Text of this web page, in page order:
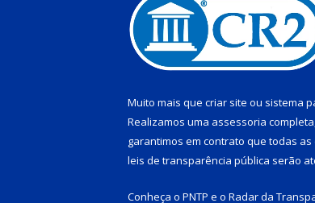
Muito mais que criar site ou sistema
Realizamos uma assessoria
garantimos em contrato que todas as
leis de transparência pública serão
Conheça o PNTP e o Radar da